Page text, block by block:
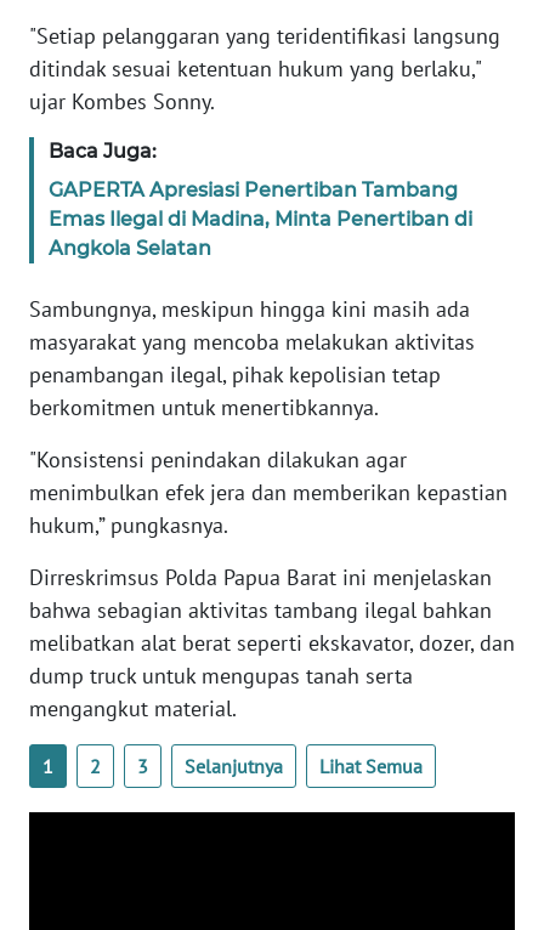
"Setiap pelanggaran yang teridentifikasi langsung
ditindak sesuai ketentuan hukum yang berlaku,"
ujar Kombes Sonny.
Baca Juga:
GAPERTA Apresiasi Penertiban Tambang
Emas Ilegal di Madina, Minta Penertiban di
Angkola Selatan
Sambungnya, meskipun hingga kini masih ada
masyarakat yang mencoba melakukan aktivitas
penambangan ilegal, pihak kepolisian tetap
berkomitmen untuk menertibkannya.
"Konsistensi penindakan dilakukan agar
menimbulkan efek jera dan memberikan kepastian
hukum,” pungkasnya.
Dirreskrimsus Polda Papua Barat ini menjelaskan
bahwa sebagian aktivitas tambang ilegal bahkan
melibatkan alat berat seperti ekskavator, dozer, dan
dump truck untuk mengupas tanah serta
mengangkut material.
1 2 3 Selanjutnya Lihat Semua
WN
PAPUA
WN
PAPUA
BARAT
RIAU
WN
SERAMBI
WN
JAMBI
SULTRA
WN
SULTENG
WN